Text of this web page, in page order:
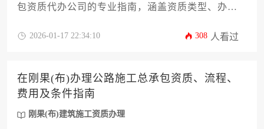
包资质代办公司的专业指南，涵盖资质类型、办理
高效获取准入资格并规避跨国经营风险。
2026-01-17 22:34:10 308 人看过
在刚果(布)办理公路施工总承包资质、流程、
费用及条件指南
刚果(布)建筑施工资质办理